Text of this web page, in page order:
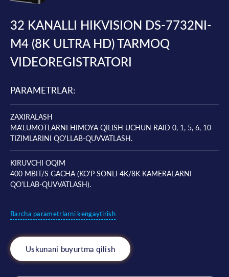
32 KANALLI HIKVISION DS-7732NI-
M4 (8K ULTRA HD) TARMOQ
VIDEOREGISTRATORI
PARAMETRLAR:
ZAXIRALASH
MA'LUMOTLARNI HIMOYA QILISH UCHUN RAID 0, 1, 5, 6, 10
TIZIMLARINI QO'LLAB-QUVVATLASH.
KIRUVCHI OQIM
400 MBIT/S GACHA (KO'P SONLI 4K/8K KAMERALARNI
QO'LLAB-QUVVATLASH).
Barcha parametrlarni kengaytirish
Uskunani buyurtma qilish